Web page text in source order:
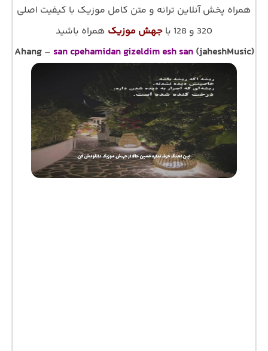
همراه پخش آنلاین ترانه و متن کامل موزیک با کیفیت اصلی
320 و 128 با
جهش موزیک همراه باشید
Ahang – san cpehamidan gizeldim esh san(jaheshMusic)